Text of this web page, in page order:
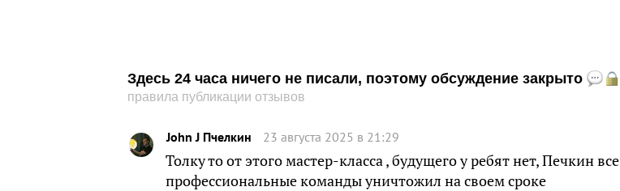
Здесь 24 часа ничего не писали, поэтому обсуждение закрыто
правила публикации отзывов
John J Пчелкин 23 августа 2025 в 21:29
Толку то от этого мастер-класса , будущего у ребят нет, Печкин все
профессиональные команды уничтожил на своем сроке